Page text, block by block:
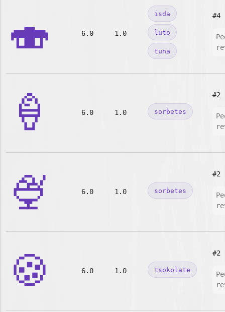
🍣 6.0 1.0
isda
luto
tuna
#4
🍦 6.0 1.0 sorbetes
#2
🍨 6.0 1.0 sorbetes
#2
🍪 6.0 1.0 tsokolate
#2